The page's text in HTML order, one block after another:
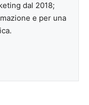
dal 2018;
e per una